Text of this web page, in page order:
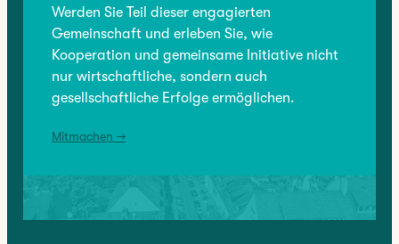
Werden Sie Teil dieser engagierten
Gemeinschaft und erleben Sie, wie
Kooperation und gemeinsame Initiative nicht
nur wirtschaftliche, sondern auch
gesellschaftliche Erfolge ermöglichen.
Mitmachen →